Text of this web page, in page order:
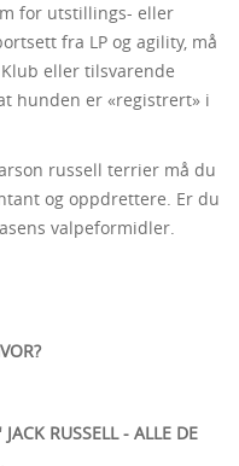
for utstillings- eller
fra LP og agility, må
eller tilsvarende
hunden er «registrert» i
russell terrier må du
og oppdrettere. Er du
valpeformidler.
RUSSELL - ALLE DE